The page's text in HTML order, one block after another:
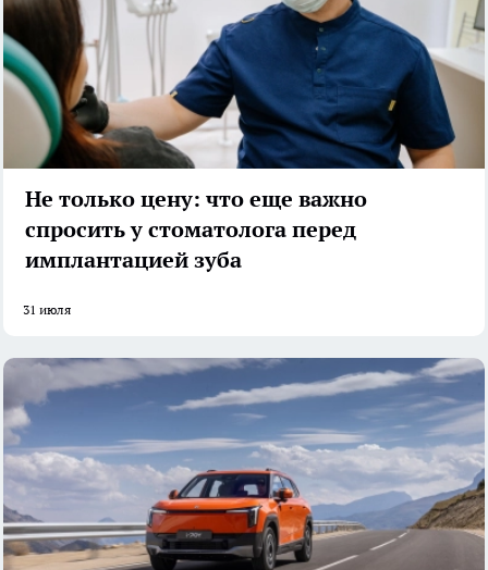
Не только цену: что еще важно
спросить у стоматолога перед
имплантацией зуба
31 июля